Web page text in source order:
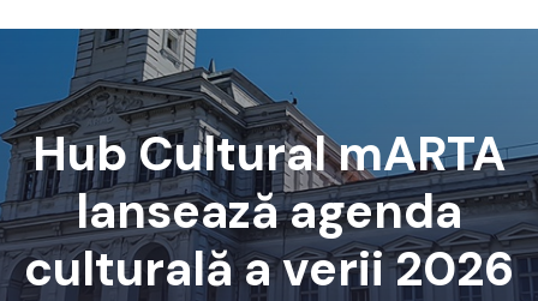
Hub Cultural mARTA
lansează agenda
culturală a verii 2026